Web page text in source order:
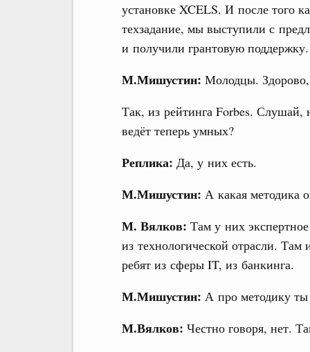
установке XCELS. И после того
техзадание, мы выступили с
и получили грантовую поддержку.
М.Мишустин: Молодцы.
Так, из рейтинга Forbes. Слушай,
ведёт теперь умных?
Реплика: Да, у них есть.
М.Мишустин: А какая методика
М. Вялков: Там у них
из технологической отрасли.
ребят из сферы IT, из банкинга.
М.Мишустин: А про методику
М.Вялков: Честно говоря, нет.